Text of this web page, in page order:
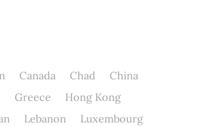
Canada Chad
China
Greece
Hong Kong
Lebanon
Luxembourg